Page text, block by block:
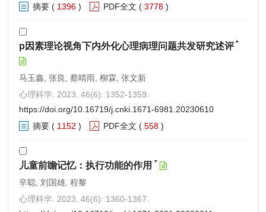
摘要 ( 1396 ) PDF全文 ( 3778 )
p因素理论视角下内外化心理病理问题共发研究述评 *
马玉鑫, 张良, 蔡晴雨, 柳霖, 张文新
心理科学. 2023, 46(6): 1352-1359.
https://doi.org/10.16719/j.cnki.1671-6981.20230610
摘要 ( 1152 ) PDF全文 ( 558 )
儿童前瞻记忆：执行功能的作用 *
辛聪, 刘国雄, 程黎
心理科学. 2023, 46(6): 1360-1367.